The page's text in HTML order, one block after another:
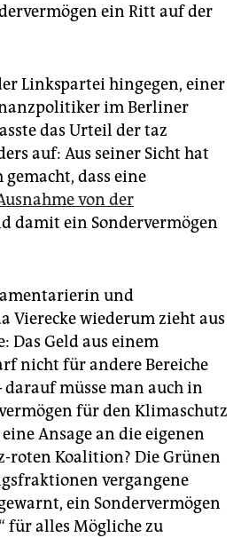
ein Ritt auf der
Linkspartei hingegen, einer
im Berliner
das Urteil der taz
auf: Aus seiner Sicht hat
dass eine
von der
damit ein Sondervermögen
und
Vierecke wiederum zieht aus
Das Geld aus einem
nicht für andere Bereiche
darauf müsse man auch in
für den Klimaschutz
Ansage an die eigenen
roten Koalition? Die Grünen
vergangene
ein Sondervermögen
für alles Mögliche zu